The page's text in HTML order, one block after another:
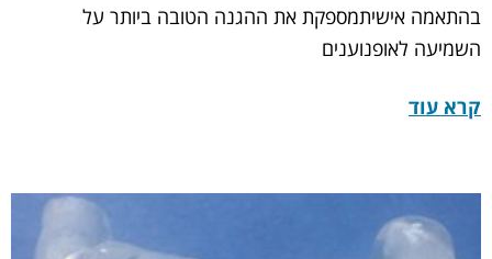
בהתאמה אישיתמספקת את ההגנה הטובה ביותר על
השמיעה לאופנוענים
קרא עוד